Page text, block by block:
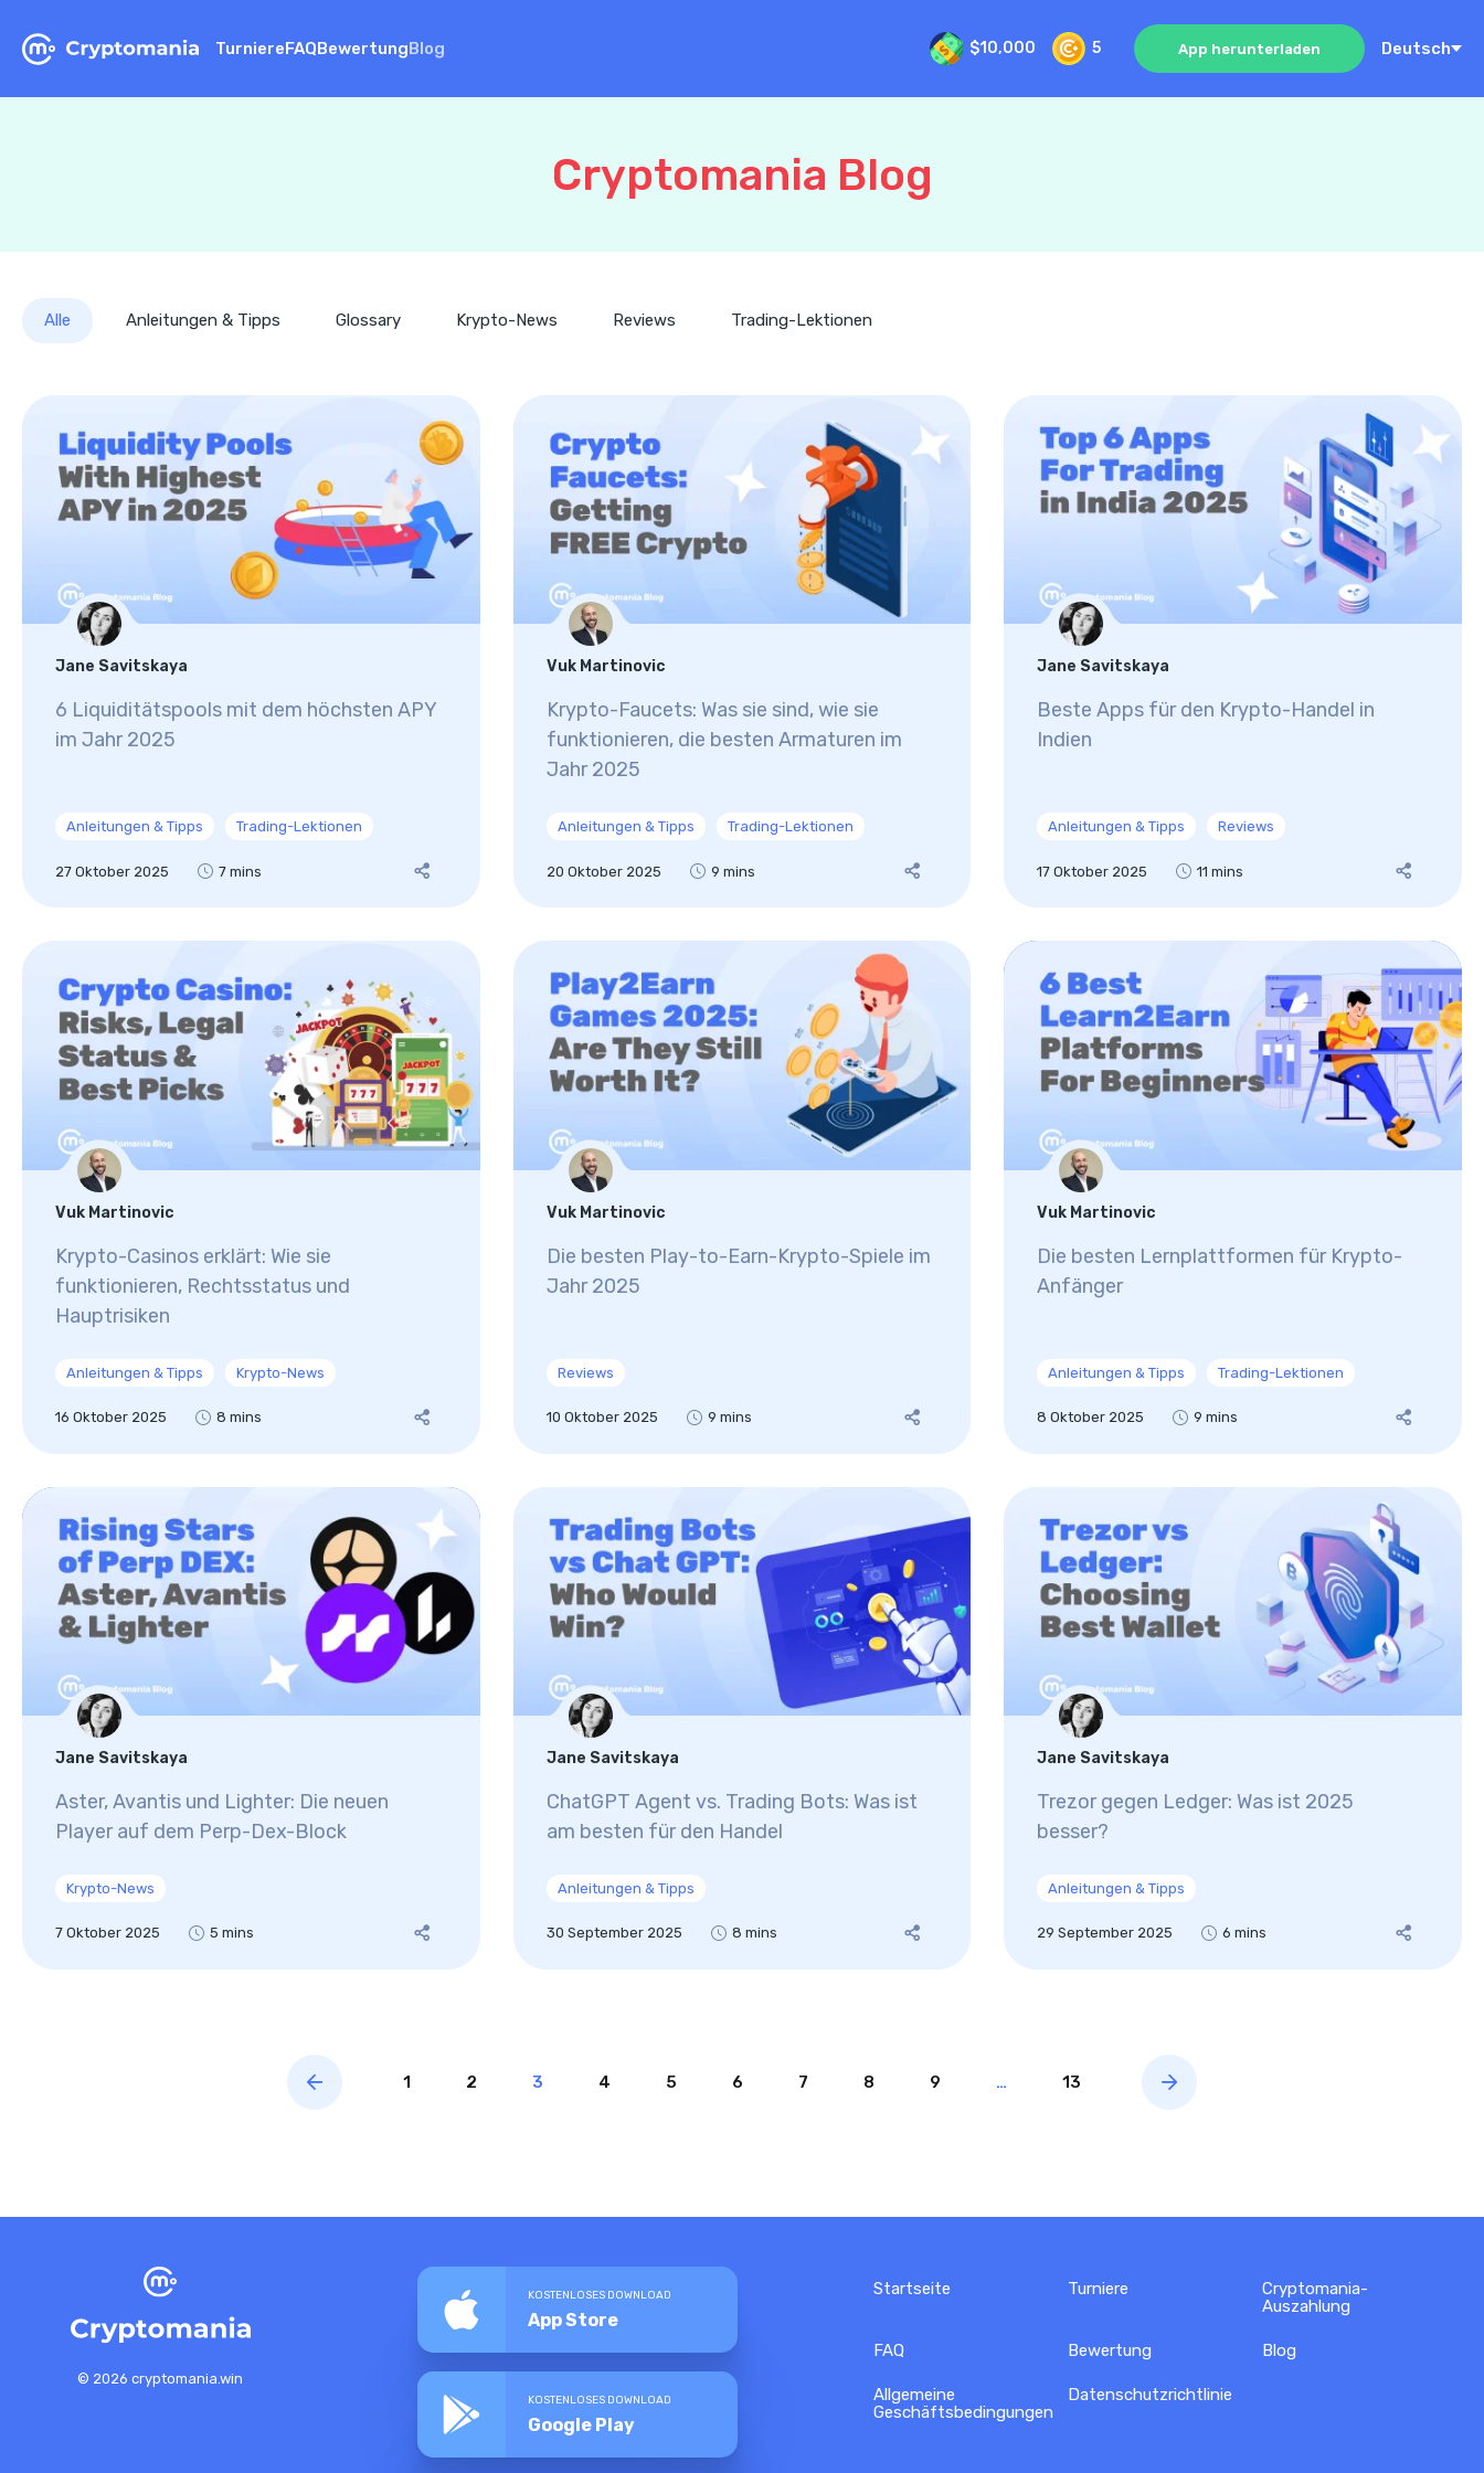
TurniereFAQBewertungBlog $10,000 5 App herunterladen Deutsch
Cryptomania Blog
Alle Anleitungen & Tipps Glossary Krypto-News Reviews Trading-Lektionen
Jane Savitskaya
6 Liquiditätspools mit dem höchsten APY
im Jahr 2025
Anleitungen & Tipps Trading-Lektionen
27 Oktober 2025 7 mins
Vuk Martinovic
Krypto-Faucets: Was sie sind, wie sie
funktionieren, die besten Armaturen im
Jahr 2025
Anleitungen & Tipps Trading-Lektionen
20 Oktober 2025 9 mins
Jane Savitskaya
Beste Apps für den Krypto-Handel in
Indien
Anleitungen & Tipps Reviews
17 Oktober 2025 11 mins
Vuk Martinovic
Krypto-Casinos erklärt: Wie sie
funktionieren, Rechtsstatus und
Hauptrisiken
Anleitungen & Tipps Krypto-News
16 Oktober 2025 8 mins
Vuk Martinovic
Die besten Play-to-Earn-Krypto-Spiele im
Jahr 2025
Reviews
10 Oktober 2025 9 mins
Vuk Martinovic
Die besten Lernplattformen für Krypto-
Anfänger
Anleitungen & Tipps Trading-Lektionen
8 Oktober 2025 9 mins
Jane Savitskaya
Aster, Avantis und Lighter: Die neuen
Player auf dem Perp-Dex-Block
Krypto-News
7 Oktober 2025 5 mins
Jane Savitskaya
ChatGPT Agent vs. Trading Bots: Was ist
am besten für den Handel
Anleitungen & Tipps
30 September 2025 8 mins
Jane Savitskaya
Trezor gegen Ledger: Was ist 2025
besser?
Anleitungen & Tipps
29 September 2025 6 mins
1 2 3 4 5 6 7 8 9 … 13
© 2026 cryptomania.win
Startseite Turniere
Cryptomania-
Auszahlung
FAQ Bewertung Blog
Allgemeine
Geschäftsbedingungen
Datenschutzrichtlinie
KOSTENLOSES DOWNLOAD
App Store
KOSTENLOSES DOWNLOAD
Google Play